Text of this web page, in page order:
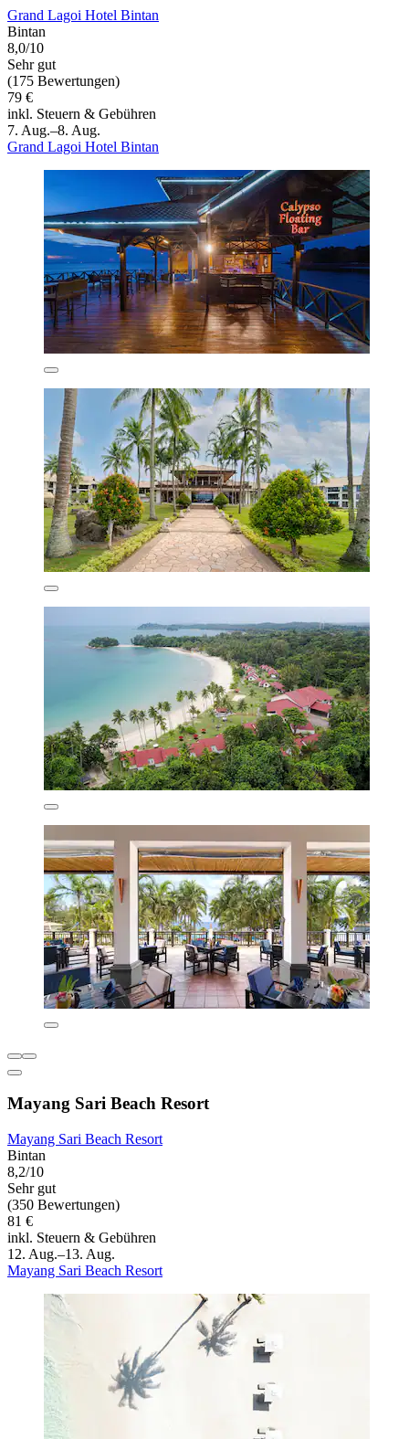
Grand Lagoi Hotel Bintan
Bintan
8,0/10
Sehr gut
(175 Bewertungen)
79 €
inkl. Steuern & Gebühren
7. Aug.–8. Aug.
Grand Lagoi Hotel Bintan
Mayang Sari Beach Resort
Mayang Sari Beach Resort
Bintan
8,2/10
Sehr gut
(350 Bewertungen)
81 €
inkl. Steuern & Gebühren
12. Aug.–13. Aug.
Mayang Sari Beach Resort